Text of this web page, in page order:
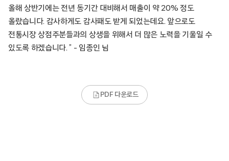
올해 상반기에는 전년 동기간 대비해서 매출이 약 20% 정도
올랐습니다. 감사하게도 감사패도 받게 되었는데요. 앞으로도
전통시장 상점주분들과의 상생을 위해서 더 많은 노력을 기울일 수
있도록 하겠습니다. ” – 임종인 님
PDF 다운로드